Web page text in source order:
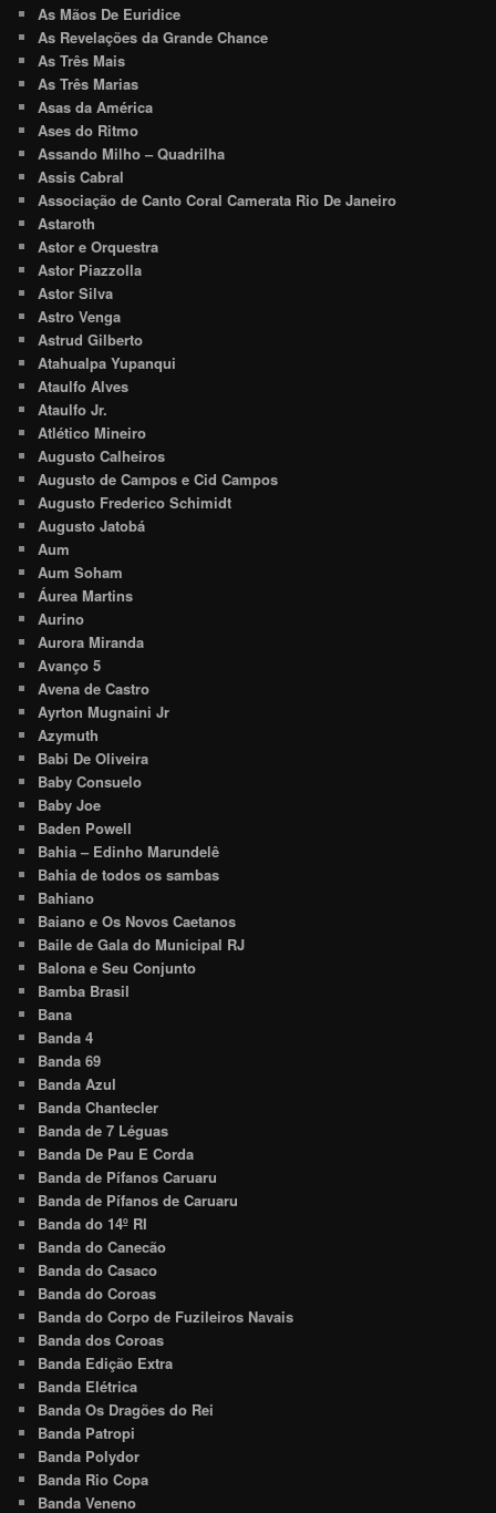
As Mãos De Euridice
As Revelações da Grande Chance
As Três Mais
As Três Marias
Asas da América
Ases do Ritmo
Assando Milho – Quadrilha
Assis Cabral
Associação de Canto Coral Camerata Rio De Janeiro
Astaroth
Astor e Orquestra
Astor Piazzolla
Astor Silva
Astro Venga
Astrud Gilberto
Atahualpa Yupanqui
Ataulfo Alves
Ataulfo Jr.
Atlético Mineiro
Augusto Calheiros
Augusto de Campos e Cid Campos
Augusto Frederico Schimidt
Augusto Jatobá
Aum
Aum Soham
Áurea Martins
Aurino
Aurora Miranda
Avanço 5
Avena de Castro
Ayrton Mugnaini Jr
Azymuth
Babi De Oliveira
Baby Consuelo
Baby Joe
Baden Powell
Bahia – Edinho Marundelê
Bahia de todos os sambas
Bahiano
Baiano e Os Novos Caetanos
Baile de Gala do Municipal RJ
Balona e Seu Conjunto
Bamba Brasil
Bana
Banda 4
Banda 69
Banda Azul
Banda Chantecler
Banda de 7 Léguas
Banda De Pau E Corda
Banda de Pífanos Caruaru
Banda de Pífanos de Caruaru
Banda do 14º RI
Banda do Canecão
Banda do Casaco
Banda do Coroas
Banda do Corpo de Fuzileiros Navais
Banda dos Coroas
Banda Edição Extra
Banda Elétrica
Banda Os Dragões do Rei
Banda Patropi
Banda Polydor
Banda Rio Copa
Banda Veneno